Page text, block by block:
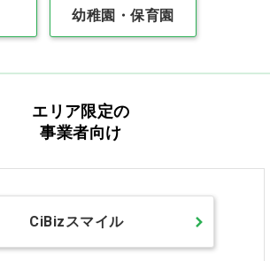
メールで
24時間受付
営業時間外のお
翌営業時間より
幼稚園・保育園
エリア限定の
事業者向け
CiBizスマイル